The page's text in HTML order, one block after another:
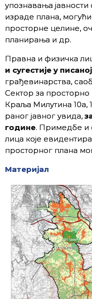
упознавања
израде плана,
просторне целине,
планирања и др.
Правна и физичка
и сугестије у
грађевинарства,
Сектор за
Краља Милутина 10а,
раног јавног увида,
године. Примедбе и
лица које
просторног плана
Материјал